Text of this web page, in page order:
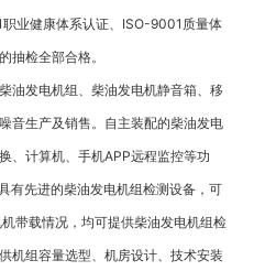
业健康体系认证、ISO-9001质量体
抽检全部合格。
油发电机组、柴油发电机静音箱、移
音生产及销售。自主装配的柴油发电
、计算机、手机APP远程监控等功
先进的柴油发电机组检测设备，可
带载情况，均可提供柴油发电机组检
机组容量选型、机房设计、技术安装